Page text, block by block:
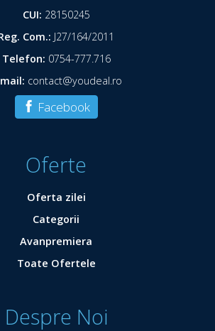
CUI: 28150245
Com.: J27/164/2011
Telefon: 0754-777.716
contact@youdeal.ro
Facebook
Oferte
Oferta zilei
Categorii
Avanpremiera
Toate Ofertele
Despre Noi